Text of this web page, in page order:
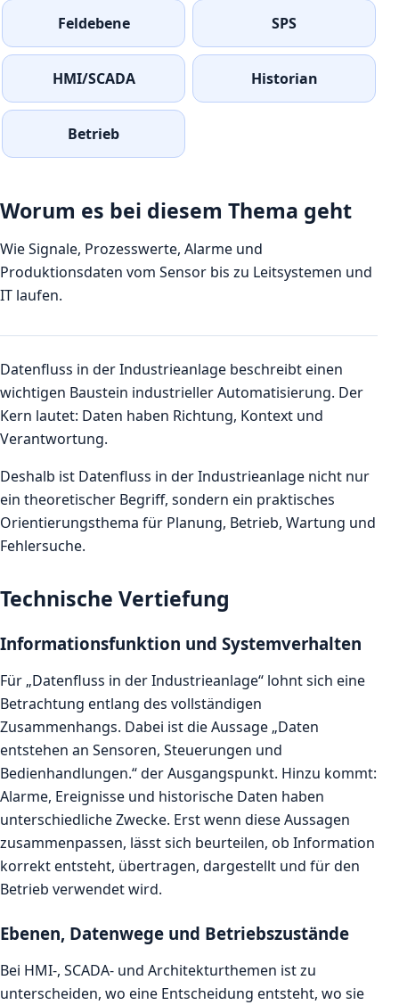
Feldebene SPS
HMI/SCADA Historian
Betrieb
Worum es bei diesem Thema geht
Wie Signale, Prozesswerte, Alarme und
Produktionsdaten vom Sensor bis zu Leitsystemen und
IT laufen.
Datenfluss in der Industrieanlage beschreibt einen
wichtigen Baustein industrieller Automatisierung. Der
Kern lautet: Daten haben Richtung, Kontext und
Verantwortung.
Deshalb ist Datenfluss in der Industrieanlage nicht nur
ein theoretischer Begriff, sondern ein praktisches
Orientierungsthema für Planung, Betrieb, Wartung und
Fehlersuche.
Technische Vertiefung
Informationsfunktion und Systemverhalten
Für „Datenfluss in der Industrieanlage“ lohnt sich eine
Betrachtung entlang des vollständigen
Zusammenhangs. Dabei ist die Aussage „Daten
entstehen an Sensoren, Steuerungen und
Bedienhandlungen.“ der Ausgangspunkt. Hinzu kommt:
Alarme, Ereignisse und historische Daten haben
unterschiedliche Zwecke. Erst wenn diese Aussagen
zusammenpassen, lässt sich beurteilen, ob Information
korrekt entsteht, übertragen, dargestellt und für den
Betrieb verwendet wird.
Ebenen, Datenwege und Betriebszustände
Bei HMI-, SCADA- und Architekturthemen ist zu
unterscheiden, wo eine Entscheidung entsteht, wo sie